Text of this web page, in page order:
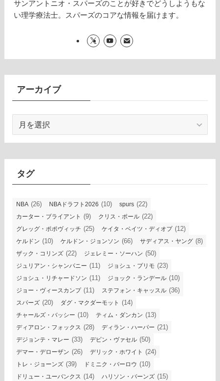
サンアントニオ・スパーズのことが好きでどうしようもな
い理学療法士。スパーズのコアな情報を届けます。
アーカイブ
カ
タグ
NBA (26) NBAドラフト2026 (10) spurs (22)
カーター・ブライアント (9) クリス・ポール (22)
グレッグ・ポポヴィッチ (25) ケイタ・ベイツ・ディオプ(12)
ケルドン (10) ケルドン・ジョンソン (66) サディアス・ヤング (8)
ザック・コリンズ (22) ジェレミー・ソーハン (50)
ジュリアン・シャンパニー (11) ジョシュ・プリモ (23)
ジョシュ・リチャードソン (11) ジョック・ランデール (10)
ジョー・ヴィースカンプ(11) ステフォン・キャッスル (36)
スパーズ (20) ダグ・マクダーモット (14)
チャールズ・バッシー (10) ティム・ダンカン (13)
ディアロン・フォックス (28) ディラン・ハーパー (21)
デジョンテ・マレー (33) デビン・ヴァセル (50)
デマー・デローザン (26) デリック・ホワイト (24)
トレ・ジョーンズ (39) ドミニク・バーロウ (10)
ドリュー・ユーバンクス (14) ハリソン・バーンズ (15)